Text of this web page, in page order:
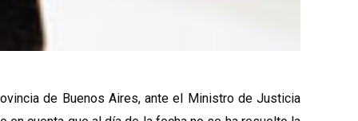
de Buenos Aires, ante el Ministro de Justicia